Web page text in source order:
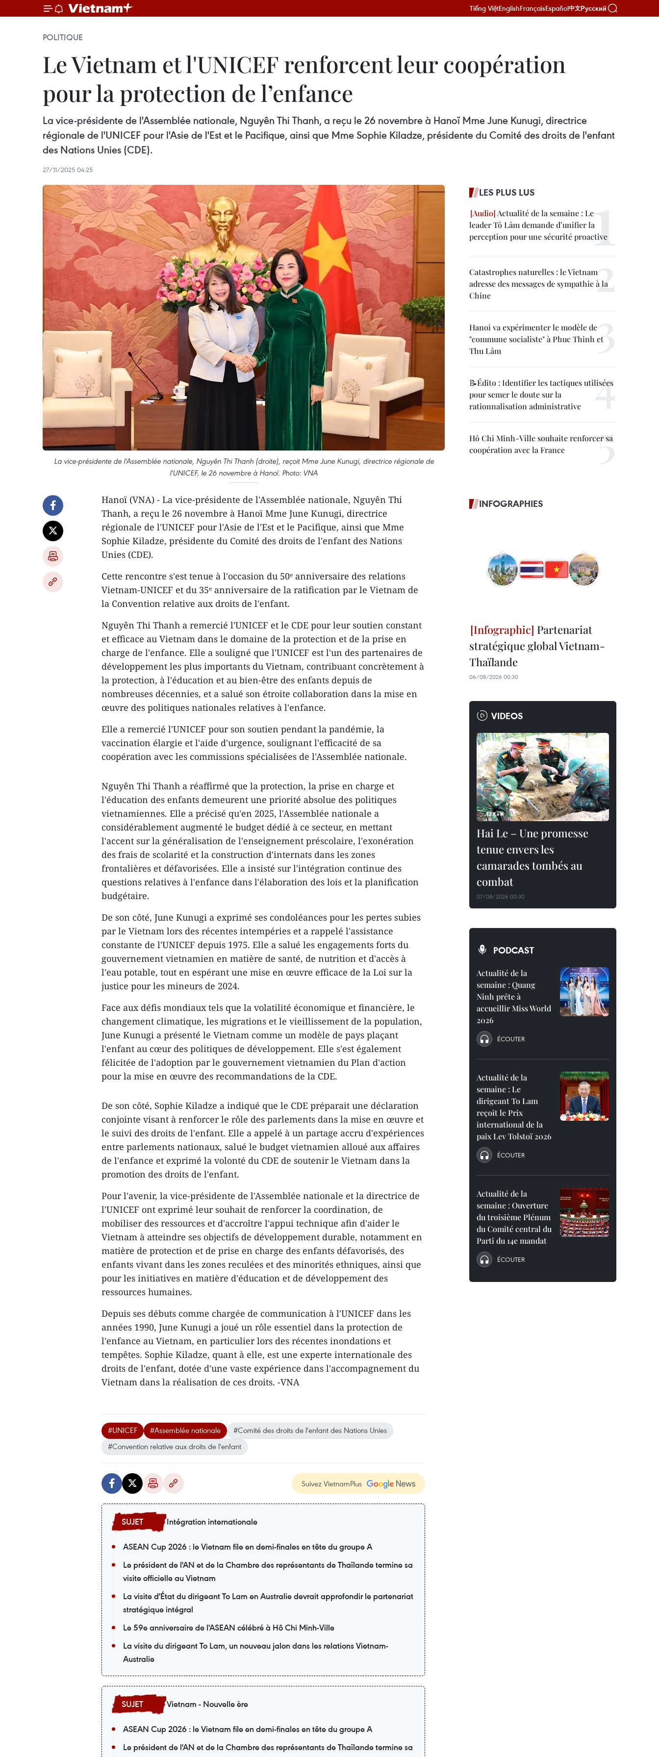
Tiếng ViệtEnglishFrançaisEspañol中文Русский
POLITIQUE
Le Vietnam et l'UNICEF renforcent leur coopération
pour la protection de l’enfance
La vice-présidente de l'Assemblée nationale, Nguyên Thi Thanh, a reçu le 26 novembre à Hanoï Mme June Kunugi, directrice
régionale de l'UNICEF pour l'Asie de l'Est et le Pacifique, ainsi que Mme Sophie Kiladze, présidente du Comité des droits de l'enfant
des Nations Unies (CDE).
27/11/2025 04:25
La vice-présidente de l'Assemblée nationale, Nguyên Thi Thanh (droite), reçoit Mme June Kunugi, directrice régionale de
l'UNICEF, le 26 novembre à Hanoï. Photo: VNA
Hanoï (VNA) - La vice-présidente de l'Assemblée nationale, Nguyên Thi
Thanh, a reçu le 26 novembre à Hanoï Mme June Kunugi, directrice
régionale de l'UNICEF pour l'Asie de l'Est et le Pacifique, ainsi que Mme
Sophie Kiladze, présidente du Comité des droits de l'enfant des Nations
Unies (CDE).
Cette rencontre s'est tenue à l'occasion du 50ᵉ anniversaire des relations
Vietnam-UNICEF et du 35ᵉ anniversaire de la ratification par le Vietnam de
la Convention relative aux droits de l'enfant.
Nguyên Thi Thanh a remercié l'UNICEF et le CDE pour leur soutien constant
et efficace au Vietnam dans le domaine de la protection et de la prise en
charge de l'enfance. Elle a souligné que l'UNICEF est l'un des partenaires de
développement les plus importants du Vietnam, contribuant concrètement à
la protection, à l'éducation et au bien-être des enfants depuis de
nombreuses décennies, et a salué son étroite collaboration dans la mise en
œuvre des politiques nationales relatives à l'enfance.
Elle a remercié l'UNICEF pour son soutien pendant la pandémie, la
vaccination élargie et l'aide d'urgence, soulignant l'efficacité de sa
coopération avec les commissions spécialisées de l'Assemblée nationale.
Nguyên Thi Thanh a réaffirmé que la protection, la prise en charge et
l'éducation des enfants demeurent une priorité absolue des politiques
vietnamiennes. Elle a précisé qu'en 2025, l'Assemblée nationale a
considérablement augmenté le budget dédié à ce secteur, en mettant
l'accent sur la généralisation de l'enseignement préscolaire, l'exonération
des frais de scolarité et la construction d'internats dans les zones
frontalières et défavorisées. Elle a insisté sur l'intégration continue des
questions relatives à l'enfance dans l'élaboration des lois et la planification
budgétaire.
De son côté, June Kunugi a exprimé ses condoléances pour les pertes subies
par le Vietnam lors des récentes intempéries et a rappelé l'assistance
constante de l'UNICEF depuis 1975. Elle a salué les engagements forts du
gouvernement vietnamien en matière de santé, de nutrition et d'accès à
l'eau potable, tout en espérant une mise en œuvre efficace de la Loi sur la
justice pour les mineurs de 2024.
Face aux défis mondiaux tels que la volatilité économique et financière, le
changement climatique, les migrations et le vieillissement de la population,
June Kunugi a présenté le Vietnam comme un modèle de pays plaçant
l'enfant au cœur des politiques de développement. Elle s'est également
félicitée de l'adoption par le gouvernement vietnamien du Plan d'action
pour la mise en œuvre des recommandations de la CDE.
De son côté, Sophie Kiladze a indiqué que le CDE préparait une déclaration
conjointe visant à renforcer le rôle des parlements dans la mise en œuvre et
le suivi des droits de l'enfant. Elle a appelé à un partage accru d'expériences
entre parlements nationaux, salué le budget vietnamien alloué aux affaires
de l'enfance et exprimé la volonté du CDE de soutenir le Vietnam dans la
promotion des droits de l'enfant.
Pour l'avenir, la vice-présidente de l'Assemblée nationale et la directrice de
l'UNICEF ont exprimé leur souhait de renforcer la coordination, de
mobiliser des ressources et d'accroître l'appui technique afin d'aider le
Vietnam à atteindre ses objectifs de développement durable, notamment en
matière de protection et de prise en charge des enfants défavorisés, des
enfants vivant dans les zones reculées et des minorités ethniques, ainsi que
pour les initiatives en matière d'éducation et de développement des
ressources humaines.
Depuis ses débuts comme chargée de communication à l'UNICEF dans les
années 1990, June Kunugi a joué un rôle essentiel dans la protection de
l'enfance au Vietnam, en particulier lors des récentes inondations et
tempêtes. Sophie Kiladze, quant à elle, est une experte internationale des
droits de l'enfant, dotée d'une vaste expérience dans l'accompagnement du
Vietnam dans la réalisation de ces droits. -VNA
#UNICEF #Assemblée nationale
#Comité des droits de l'enfant des Nations Unies
#Convention relative aux droits de l'enfant
Suivez VietnamPlus
Intégration internationale
ASEAN Cup 2026 : le Vietnam file en demi-finales en tête du groupe A
Le président de l'AN et de la Chambre des représentants de Thaïlande termine sa
visite officielle au Vietnam
La visite d'État du dirigeant To Lam en Australie devrait approfondir le partenariat
stratégique intégral
Le 59e anniversaire de l'ASEAN célébré à Hô Chi Minh-Ville
La visite du dirigeant To Lam, un nouveau jalon dans les relations Vietnam-
Australie
Vietnam - Nouvelle ère
ASEAN Cup 2026 : le Vietnam file en demi-finales en tête du groupe A
Le président de l'AN et de la Chambre des représentants de Thaïlande termine sa
LES PLUS LUS
Actualité de la semaine : Le
leader Tô Lâm demande d’unifier la
perception pour une sécurité proactive
Catastrophes naturelles : le Vietnam
adresse des messages de sympathie à la
Chine
Hanoi va expérimenter le modèle de
"commune socialiste" à Phuc Thinh et
Thu Lâm
📝Édito : Identifier les tactiques utilisées
pour semer le doute sur la
rationnalisation administrative
Hô Chi Minh-Ville souhaite renforcer sa
coopération avec la France
INFOGRAPHIES
Partenariat
stratégique global Vietnam-
Thaïlande
06/08/2026 00:30
VIDEOS
Hai Le – Une promesse
tenue envers les
camarades tombés au
combat
07/08/2026 00:30
PODCAST
Actualité de la
semaine : Quang
Ninh prête à
accueillir Miss World
2026
ÉCOUTER
Actualité de la
semaine : Le
dirigeant To Lam
reçoit le Prix
international de la
paix Lev Tolstoï 2026
ÉCOUTER
Actualité de la
semaine : Ouverture
du troisième Plénum
du Comité central du
Parti du 14e mandat
ÉCOUTER